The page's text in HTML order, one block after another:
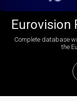
Eurovision
Complete database
the